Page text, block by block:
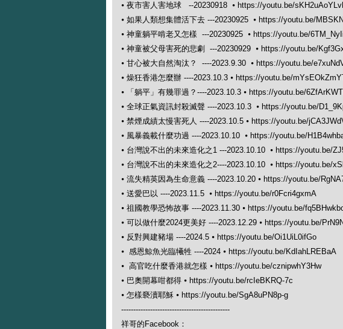
⦁ 夜市害人害地球 --20230918 ⦁ https://youtu.be/
⦁ 如果人類想集體活下去 ---20230925 ⦁ https://youtu.be/
⦁ 神童躺平啃老又怎樣 ---20230925 ⦁ https://youtu.be/
⦁ 神童被父母害死的悲劇 ---20230929 ⦁ https://youtu.be/
⦁ 甘心被大自然淘汰？ ----2023.9.30 ⦁ https://youtu.be/
⦁ 燥狂香港怎麼辦 ----2023.10.3 ⦁ https://youtu.be/
⦁
「躺平」有幾罪過？----2023.10.3 ⦁ https://youtu.be/
⦁ 全球正氣資訊封殺滅聲 ----2023.10.3 ⦁ https://youtu.be/
⦁ 禁煙成績太慢害死人 ----2023.10.5 ⦁ https://youtu.be/
⦁ 風暴義載什麼功過 ----2023.10.10 ⦁ https://youtu.be/
⦁ 台灣說不出的未來造化之1 ---2023.10.10 ⦁ https://youtu.be/
⦁ 台灣說不出的未來造化之2----2023.10.10 ⦁ https://youtu.be/
⦁ 流失精英因為生命意義 ----2023.10.20 ⦁ https://youtu.be/
⦁ 送愛巴以 ----2023.11.5 ⦁ https://youtu.be/r0Fcri4gxmA
⦁ 祖國教學恐怖故事 ----2023.11.30 ⦁ https://youtu.be/
⦁ 可以做什麼2024更美好 ----2023.12.29 ⦁ https://youtu.be/
⦁ 反對興建豬場 ----2024.5 ⦁ https://youtu.be/Oi1UiL0ifGo
⦁ 感恩鯨魚光臨犧牲 ----2024 ⦁ https://youtu.be/KdIahLREBaA
⦁ 高官吃什麼香港就怎樣 ⦁ https://youtu.be/cznipwhY3Hw
⦁ 巴奧開幕咁都得 ⦁ https://youtu.be/rcIeBKRQ-7c
⦁ 怎樣褻瀆耶穌 ⦁ https://youtu.be/SgA8uPN8p-g
---------------------------------------------
祥哥的Facebook：